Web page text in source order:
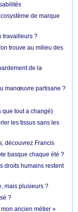
de marque
travailleurs ?
trouve au milieu des
de la
manœuvre partisane ?
que tout a changé)
les tissus sans les
découvrez Francis
basque chaque été ?
droits humains restent
mais plusieurs ?
?
ancien métier »